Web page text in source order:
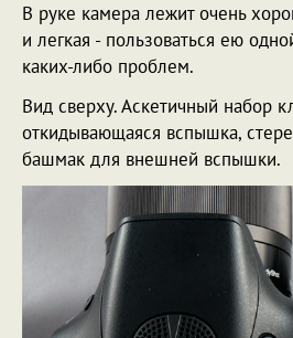
В руке камера лежит очень
и легкая - пользоваться ею
каких-либо проблем.
Вид сверху. Аскетичный набор
откидывающаяся вспышка,
башмак для внешней вспышки.